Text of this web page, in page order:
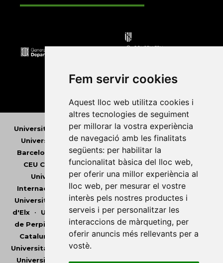
Fem servir cookies
Aquest lloc web utilitza cookies i
altres tecnologies de seguiment
per millorar la vostra experiència
de navegació amb les finalitats
següents: per habilitar la
funcionalitat bàsica del lloc web,
per oferir una millor experiència al
lloc web, per mesurar el vostre
interès pels nostres productes i
serveis i per personalitzar les
interaccions de màrqueting, per
oferir anuncis més rellevants per a
vostè.
Universitat Abat Oliba CEU • Universitat d'Alacant
Universitat d'Andorra•Universitat Autònoma de
Barcelona
Universitat de Barcelona •
CEU Cardenal Herrera•Universitat de Girona•
Universitat de les Illes Balears•Universitat
Internacional de Catalunya•Universitat Jaume I
Universitat de Lleida•Universitat Miguel Hernández
d'Elx• Universitat Oberta de Catalunya•Universitat
de Perpinyà Via Domitia•Universitat Politècnica de
Catalunya
Universitat Politècnica de València •
Universitat Pompeu Fabra
Universitat Rovira i Virgili•Universitat de Sàsser•